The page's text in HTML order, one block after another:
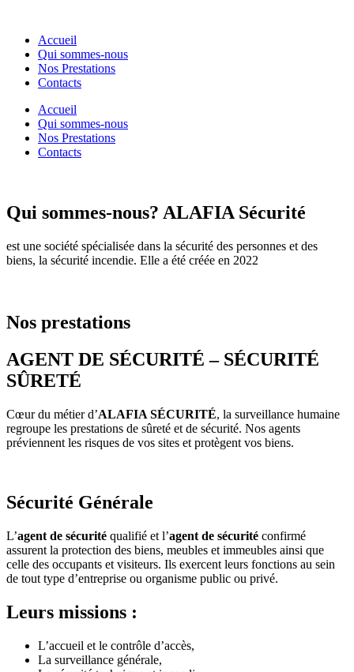
Accueil
Qui sommes-nous
Nos Prestations
Contacts
Accueil
Qui sommes-nous
Nos Prestations
Contacts
Qui sommes-nous? ALAFIA Sécurité
est une société spécialisée dans la sécurité des personnes et des
biens, la sécurité incendie. Elle a été créée en 2022
Nos prestations
AGENT DE SÉCURITÉ – SÉCURITÉ
SÛRETÉ
Cœur du métier d’ALAFIA SÉCURITÉ, la surveillance humaine
regroupe les prestations de sûreté et de sécurité. Nos agents
préviennent les risques de vos sites et protègent vos biens.
Sécurité Générale
L’agent de sécurité qualifié et l’agent de sécurité confirmé
assurent la protection des biens, meubles et immeubles ainsi que
celle des occupants et visiteurs. Ils exercent leurs fonctions au sein
de tout type d’entreprise ou organisme public ou privé.
Leurs missions :
L’accueil et le contrôle d’accès,
La surveillance générale,